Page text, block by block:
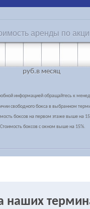
аренды по
руб.в месяц
информацией обращайтесь к
свободного бокса в выбранном
боксов на первом этаже выше на
Стоимость боксов с окном выше на 15%.
наших